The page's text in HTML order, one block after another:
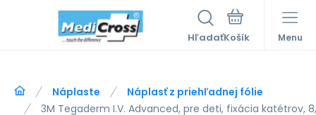
Hľadať Menu
Náplaste
Náplasť z priehľadnej fólie
3M Tegaderm I.V. Advanced, pre deti, fixácia katétrov,